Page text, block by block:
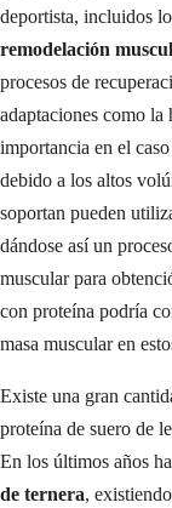
deportista, incluidos
remodelación
procesos de
adaptaciones como la
importancia en el
debido a los altos
soportan pueden
dándose así un
muscular para
con proteína podría
masa muscular en
Existe una gran
proteína de suero de
En los últimos años
de ternera,